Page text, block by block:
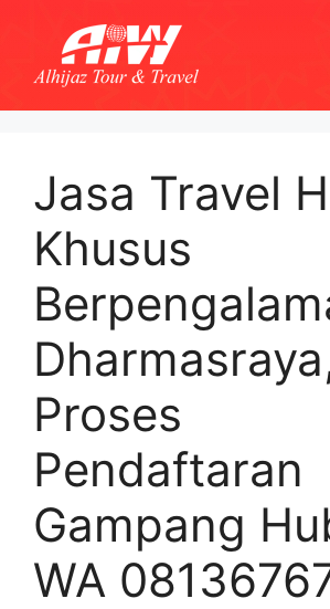
content
Jasa Travel
Khusus
Proses
Pendaftaran
Gampang
WA